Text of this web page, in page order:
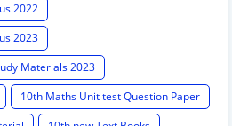
2022
2023
Materials 2023
10th Maths Unit test Question Paper